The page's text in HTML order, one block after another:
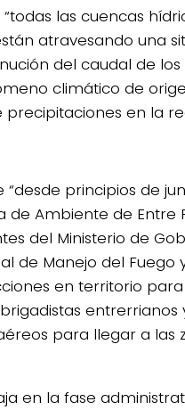
las cuencas
atravesando una
del caudal de los
climático de
en la
principios de
Ambiente de Entre
del Ministerio de
de Manejo del Fuego
en territorio
entrerrianos
para llegar a las
en la fase